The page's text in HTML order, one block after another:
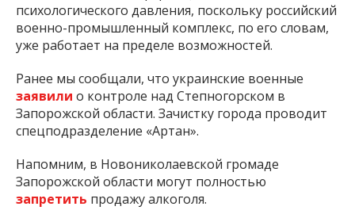
психологического давления, поскольку российский
военно-промышленный комплекс, по его словам,
уже работает на пределе возможностей.
Ранее мы сообщали, что украинские военные
заявили о контроле над Степногорском в
Запорожской области. Зачистку города проводит
спецподразделение «Артан».
Напомним, в Новониколаевской громаде
Запорожской области могут полностью
запретить продажу алкоголя.